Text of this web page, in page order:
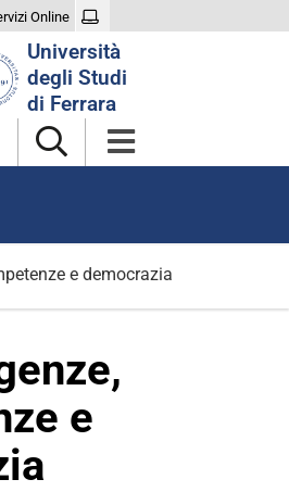
Online
Università
degli Studi
di Ferrara
lingua
e democrazia
e